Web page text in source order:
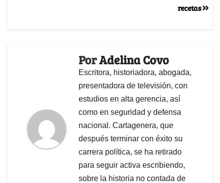
recetas
PorAdelina Covo
Escritora, historiadora, abogada,
presentadora de televisión, con
estudios en alta gerencia, así
como en seguridad y defensa
nacional. Cartagenera, que
después terminar con éxito su
carrera política, se ha retirado
para seguir activa escribiendo,
sobre la historia no contada de